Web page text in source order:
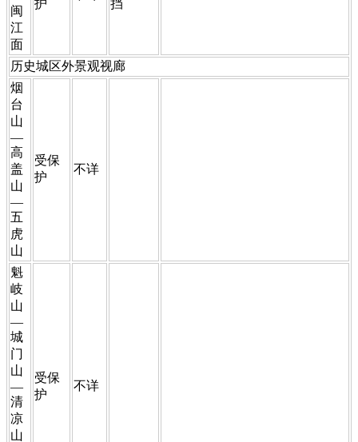
闽
江
面
护 挡
​​​​​历史城区外景观视廊
​烟
台
山
—
高
盖
山
—
五
虎
山
​受保
护
​不详
​魁
岐
山
—
城
门
山
—
清
凉
山
​受保
护
​不详